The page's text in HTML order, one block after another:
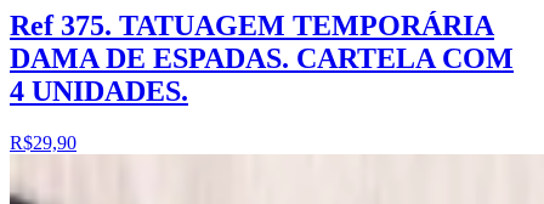
Ref 375. TATUAGEM TEMPORÁRIA
DAMA DE ESPADAS. CARTELA COM
4 UNIDADES.
R$29,90